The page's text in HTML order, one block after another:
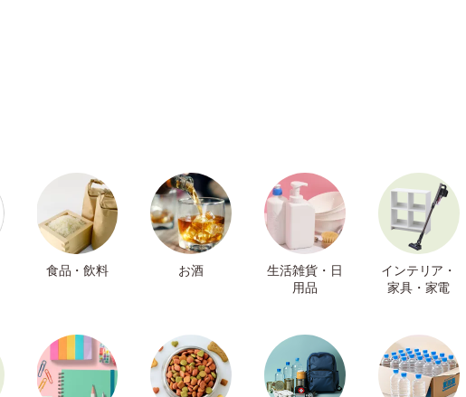
食品・飲料 お酒
生活雑貨・日
用品
インテリア・
家具・家電